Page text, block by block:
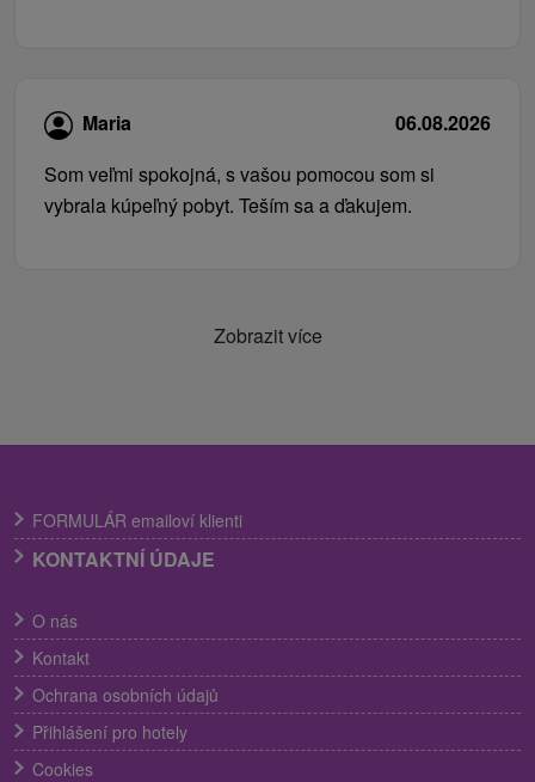
Maria
06.08.2026
Som veľmi spokojná, s vašou pomocou som si
vybrala kúpeľný pobyt. Teším sa a ďakujem.
Zobrazit více
FORMULÁR emailoví klienti
KONTAKTNÍ ÚDAJE
O nás
Kontakt
Ochrana osobních údajů
Přihlášení pro hotely
Cookies